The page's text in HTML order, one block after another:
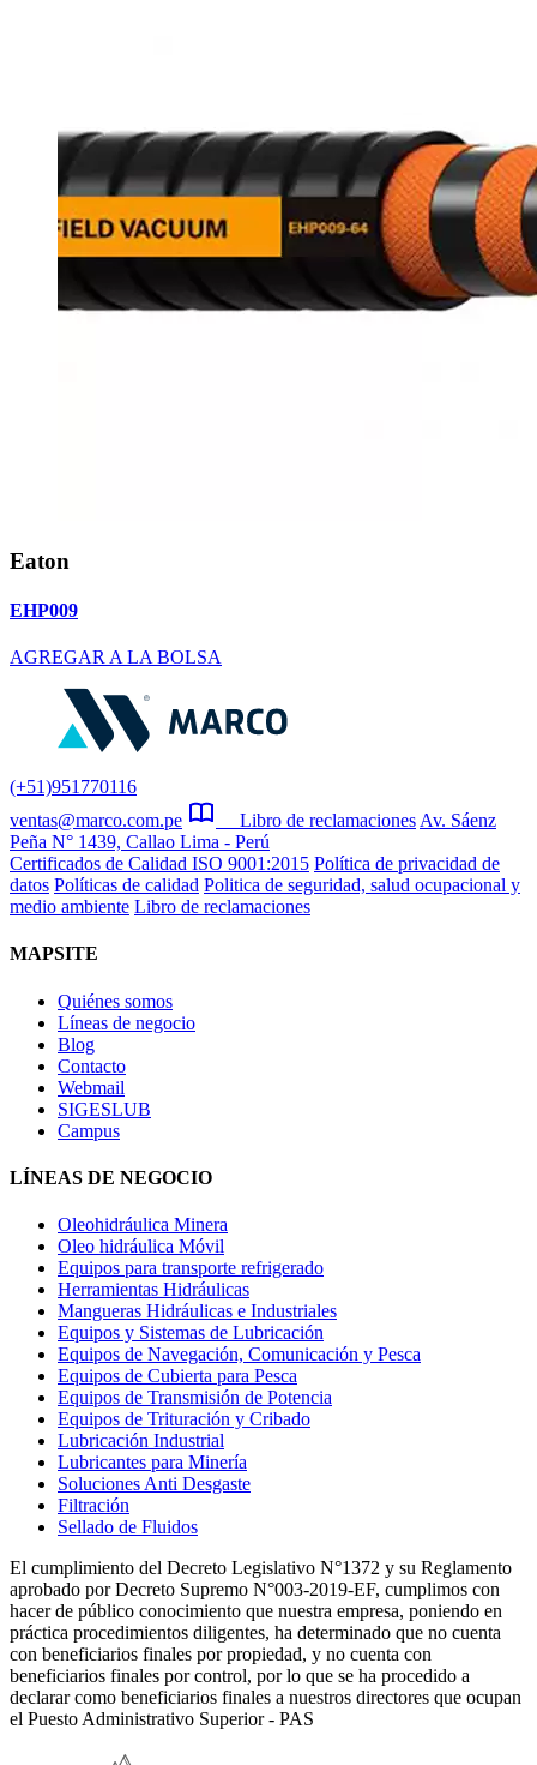
Eaton
EHP009
AGREGAR A LA BOLSA
(+51)951770116
ventas@marco.com.pe
Libro de reclamaciones Av. Sáenz
Peña N° 1439, Callao Lima - Perú
Certificados de Calidad ISO 9001:2015 Política de privacidad de
datos Políticas de calidad Politica de seguridad, salud ocupacional y
medio ambiente Libro de reclamaciones
MAPSITE
Quiénes somos
Líneas de negocio
Blog
Contacto
Webmail
SIGESLUB
Campus
LÍNEAS DE NEGOCIO
Oleohidráulica Minera
Oleo hidráulica Móvil
Equipos para transporte refrigerado
Herramientas Hidráulicas
Mangueras Hidráulicas e Industriales
Equipos y Sistemas de Lubricación
Equipos de Navegación, Comunicación y Pesca
Equipos de Cubierta para Pesca
Equipos de Transmisión de Potencia
Equipos de Trituración y Cribado
Lubricación Industrial
Lubricantes para Minería
Soluciones Anti Desgaste
Filtración
Sellado de Fluidos
El cumplimiento del Decreto Legislativo N°1372 y su Reglamento
aprobado por Decreto Supremo N°003-2019-EF, cumplimos con
hacer de público conocimiento que nuestra empresa, poniendo en
práctica procedimientos diligentes, ha determinado que no cuenta
con beneficiarios finales por propiedad, y no cuenta con
beneficiarios finales por control, por lo que se ha procedido a
declarar como beneficiarios finales a nuestros directores que ocupan
el Puesto Administrativo Superior - PAS